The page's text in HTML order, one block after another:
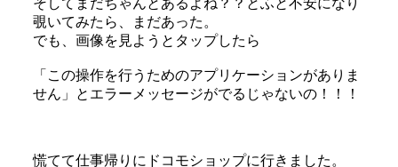
覗いてみたら、まだあった。
でも、画像を見ようとタップしたら
「この操作を行うためのアプリケーションがありま
せん」とエラーメッセージがでるじゃないの！！！
慌てて仕事帰りにドコモショップに行きました。